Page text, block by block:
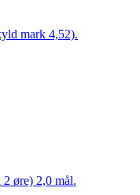
mark 4,52).
øre) 2,0 mål.